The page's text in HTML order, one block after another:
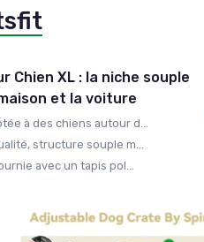
Chien XL : la niche souple
et la voiture
à des chiens autour d...
structure souple m...
avec un tapis pol...